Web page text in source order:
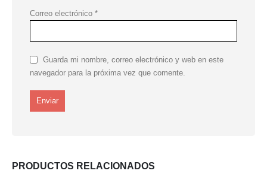
Correo electrónico *
Guarda mi nombre, correo electrónico y web en este
navegador para la próxima vez que comente.
PRODUCTOS RELACIONADOS